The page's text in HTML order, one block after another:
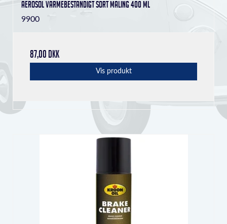
Aerosol varmebestandigt sort maling 400 ml
9900
87,00 DKK
Vis produkt